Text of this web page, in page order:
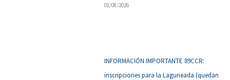
01/08/2026
INFORMACIÓN IMPORTANTE 89CCR:
inscripciones para la Laguneada (quedan